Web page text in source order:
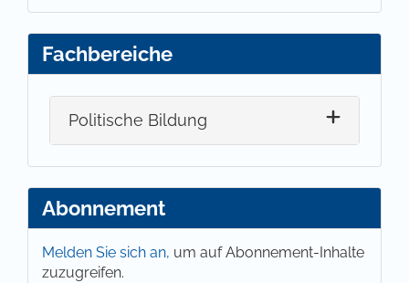
Fachbereiche
Politische Bildung
Abonnement
Melden Sie sich an, um auf Abonnement-Inhalte
zuzugreifen.